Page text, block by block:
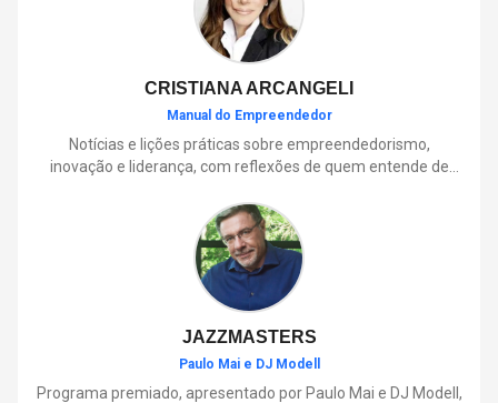
CRISTIANA ARCANGELI
Manual do Empreendedor
Notícias e lições práticas sobre empreendedorismo,
inovação e liderança, com reflexões de quem entende de
JAZZMASTERS
Paulo Mai e DJ Modell
Programa premiado, apresentado por Paulo Mai e DJ Modell,